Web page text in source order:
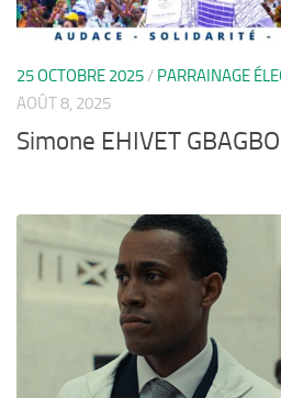
25 OCTOBRE 2025 / PARRAINAGE
AOÛT 8, 2025
Simone EHIVET